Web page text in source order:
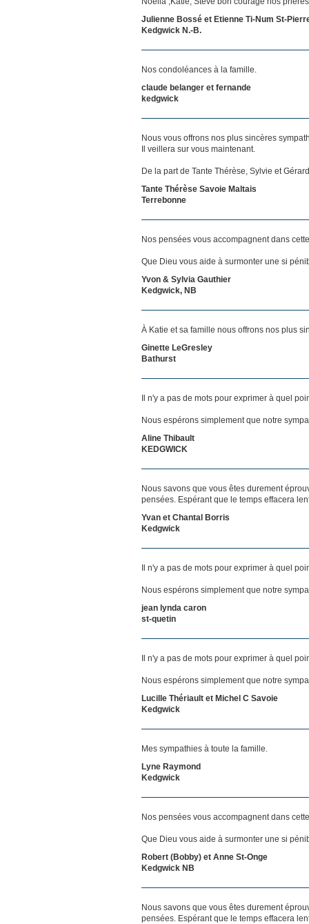
Julienne Bossé et Etienne Ti-Num St-
Kedgwick N.-B.
Nos condoléances à la famille.
claude belanger et fernande
kedgwick
Nous vous offrons nos plus sincères
Il veillera sur vous maintenant.
De la part de Tante Thérèse, Sylvie et
Tante Thérèse Savoie Maltais
Terrebonne
Nos pensées vous accompagnent dans
Que Dieu vous aide à surmonter une si
Yvon & Sylvia Gauthier
Kedgwick, NB
À Katie et sa famille nous offrons nos plus
Ginette LeGresley
Bathurst
Il n'y a pas de mots pour exprimer à quel
Nous espérons simplement que notre
Aline Thibault
KEDGWICK
Nous savons que vous êtes durement
pensées. Espérant que le temps effacera
Yvan et Chantal Borris
Kedgwick
Il n'y a pas de mots pour exprimer à quel
Nous espérons simplement que notre
jean lynda caron
st-quetin
Il n'y a pas de mots pour exprimer à quel
Nous espérons simplement que notre
Lucille Thériault et Michel C Savoie
Kedgwick
Mes sympathies à toute la famille.
Lyne Raymond
Kedgwick
Nos pensées vous accompagnent dans
Que Dieu vous aide à surmonter une si
Robert (Bobby) et Anne St-Onge
Kedgwick NB
Nous savons que vous êtes durement
pensées. Espérant que le temps effacera